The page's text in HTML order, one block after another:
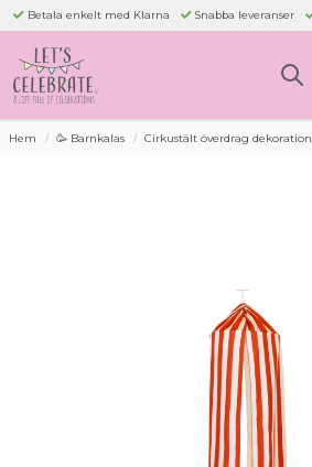
Betala enkelt med Klarna Snabba leveranser
Hem 🥳 Barnkalas Cirkustält överdrag dekoration